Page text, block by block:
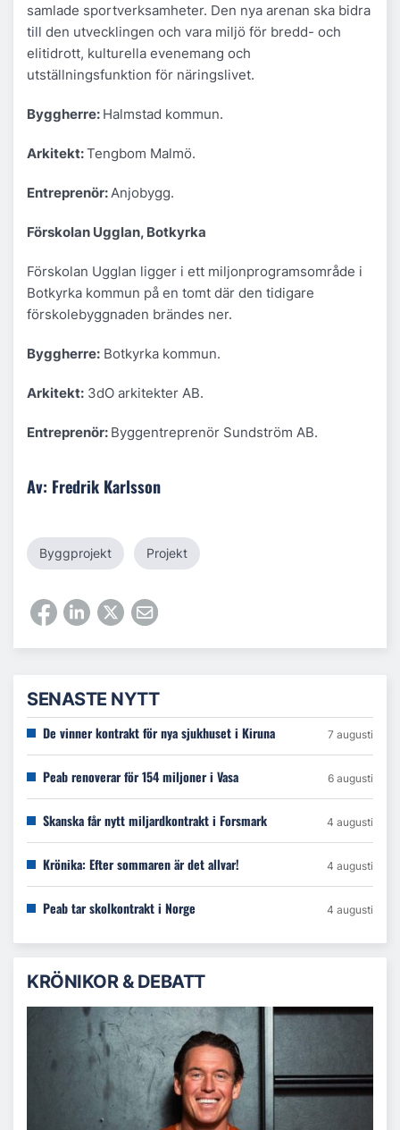
samlade sportverksamheter. Den nya arenan ska bidra
till den utvecklingen och vara miljö för bredd- och
elitidrott, kulturella evenemang och
utställningsfunktion för näringslivet.
Byggherre: Halmstad kommun.
Arkitekt:Tengbom Malmö.
Entreprenör: Anjobygg.
Förskolan Ugglan, Botkyrka
Förskolan Ugglan ligger i ett miljonprogramsområde i
Botkyrka kommun på en tomt där den tidigare
förskolebyggnaden brändes ner.
Byggherre: Botkyrka kommun.
Arkitekt: 3dO arkitekter AB.
Entreprenör: Byggentreprenör Sundström AB.
Av: Fredrik Karlsson
Byggprojekt Projekt
SENASTE NYTT
De vinner kontrakt för nya sjukhuset i Kiruna 7 augusti
Peab renoverar för 154 miljoner i Vasa 6 augusti
Skanska får nytt miljardkontrakt i Forsmark 4 augusti
Krönika: Efter sommaren är det allvar! 4 augusti
Peab tar skolkontrakt i Norge 4 augusti
KRÖNIKOR & DEBATT